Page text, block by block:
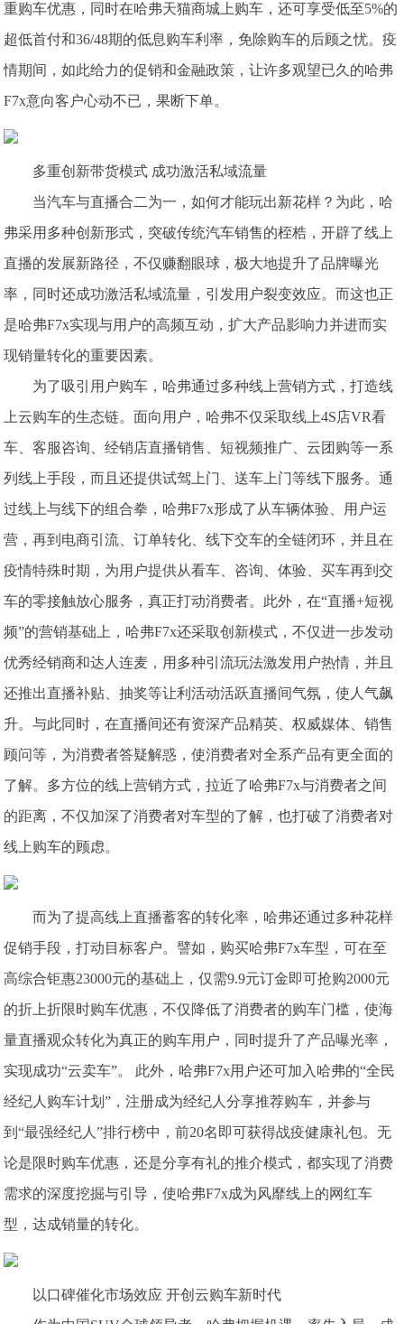
重购车优惠，同时在哈弗天猫商城上购车，还可享受低至5%的
超低首付和36/48期的低息购车利率，免除购车的后顾之忧。疫
情期间，如此给力的促销和金融政策，让许多观望已久的哈弗
F7x意向客户心动不已，果断下单。
多重创新带货模式 成功激活私域流量
当汽车与直播合二为一，如何才能玩出新花样？为此，哈
弗采用多种创新形式，突破传统汽车销售的桎梏，开辟了线上
直播的发展新路径，不仅赚翻眼球，极大地提升了品牌曝光
率，同时还成功激活私域流量，引发用户裂变效应。而这也正
是哈弗F7x实现与用户的高频互动，扩大产品影响力并进而实
现销量转化的重要因素。
为了吸引用户购车，哈弗通过多种线上营销方式，打造线
上云购车的生态链。面向用户，哈弗不仅采取线上4S店VR看
车、客服咨询、经销店直播销售、短视频推广、云团购等一系
列线上手段，而且还提供试驾上门、送车上门等线下服务。通
过线上与线下的组合拳，哈弗F7x形成了从车辆体验、用户运
营，再到电商引流、订单转化、线下交车的全链闭环，并且在
疫情特殊时期，为用户提供从看车、咨询、体验、买车再到交
车的零接触放心服务，真正打动消费者。此外，在“直播+短视
频”的营销基础上，哈弗F7x还采取创新模式，不仅进一步发动
优秀经销商和达人连麦，用多种引流玩法激发用户热情，并且
还推出直播补贴、抽奖等让利活动活跃直播间气氛，使人气飙
升。与此同时，在直播间还有资深产品精英、权威媒体、销售
顾问等，为消费者答疑解惑，使消费者对全系产品有更全面的
了解。多方位的线上营销方式，拉近了哈弗F7x与消费者之间
的距离，不仅加深了消费者对车型的了解，也打破了消费者对
线上购车的顾虑。
而为了提高线上直播蓄客的转化率，哈弗还通过多种花样
促销手段，打动目标客户。譬如，购买哈弗F7x车型，可在至
高综合钜惠23000元的基础上，仅需9.9元订金即可抢购2000元
的折上折限时购车优惠，不仅降低了消费者的购车门槛，使海
量直播观众转化为真正的购车用户，同时提升了产品曝光率，
实现成功“云卖车”。 此外，哈弗F7x用户还可加入哈弗的“全民
经纪人购车计划”，注册成为经纪人分享推荐购车，并参与
到“最强经纪人”排行榜中，前20名即可获得战疫健康礼包。无
论是限时购车优惠，还是分享有礼的推介模式，都实现了消费
需求的深度挖掘与引导，使哈弗F7x成为风靡线上的网红车
型，达成销量的转化。
以口碑催化市场效应 开创云购车新时代